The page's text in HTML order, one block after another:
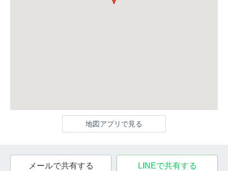
地図アプリで見る
メールで共有する LINEで共有する